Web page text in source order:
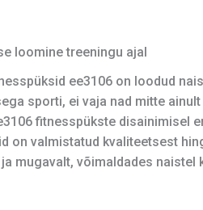
loomine treeningu ajal
ee3106 on loodud
sporti, ei vaja nad mitte
fitnesspükste disainimisel
on valmistatud kvaliteetsest
mugavalt, võimaldades